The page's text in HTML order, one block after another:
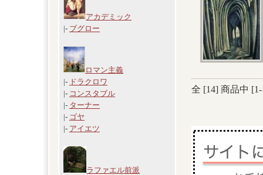
アカデミック
|- ブグロー
ロマン主義
|- ドラクロワ
|- コンスタブル
|- ターナー
|- ゴヤ
|- アイエツ
ラファエル前派
全 [14] 商品中 [1-